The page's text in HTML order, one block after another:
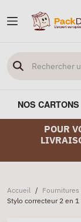
NOS CARTONS
POUR
Accueil / Fournitures
Stylo correcteur 2 en 1